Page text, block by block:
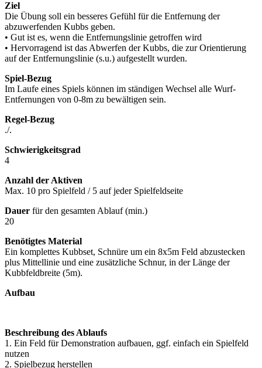
Ziel
Die Übung soll ein besseres Gefühl für die Entfernung der
abzuwerfenden Kubbs geben.
• Gut ist es, wenn die Entfernungslinie getroffen wird
• Hervorragend ist das Abwerfen der Kubbs, die zur Orientierung
auf der Entfernungslinie (s.u.) aufgestellt wurden.
Spiel-Bezug
Im Laufe eines Spiels können im ständigen Wechsel alle Wurf-
Entfernungen von 0-8m zu bewältigen sein.
Regel-Bezug
./.
Schwierigkeitsgrad
4
Anzahl der Aktiven
Max. 10 pro Spielfeld / 5 auf jeder Spielfeldseite
Dauer für den gesamten Ablauf (min.)
20
Benötigtes Material
Ein komplettes Kubbset, Schnüre um ein 8x5m Feld abzustecken
plus Mittellinie und eine zusätzliche Schnur, in der Länge der
Kubbfeldbreite (5m).
Aufbau
Beschreibung des Ablaufs
1. Ein Feld für Demonstration aufbauen, ggf. einfach ein Spielfeld
nutzen
2. Spielbezug herstellen